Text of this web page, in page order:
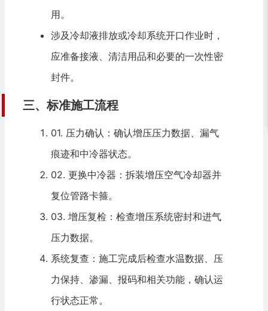
用。
涉及冷却液排放或冷却系统开口作业时，
应准备接液、清洁用品和必要的一次性密
封件。
三、标准施工流程
01. 压力确认：确认增压压力数据、漏气
痕迹和中冷器状态。
02. 更换中冷器：拆装增压空气冷却器并
复位管路卡箍。
03. 增压复检：检查增压系统密封和进气
压力数据。
系统复查：施工完成后检查水温数据、压
力保持、渗漏、报码和相关功能，确认运
行状态正常。